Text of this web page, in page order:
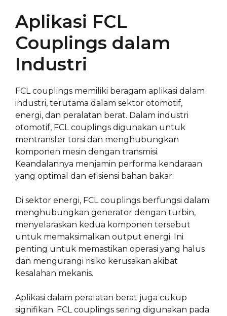
Aplikasi FCL
Couplings dalam
Industri
FCL couplings memiliki beragam aplikasi dalam
industri, terutama dalam sektor otomotif,
energi, dan peralatan berat. Dalam industri
otomotif, FCL couplings digunakan untuk
mentransfer torsi dan menghubungkan
komponen mesin dengan transmisi.
Keandalannya menjamin performa kendaraan
yang optimal dan efisiensi bahan bakar.
Di sektor energi, FCL couplings berfungsi dalam
menghubungkan generator dengan turbin,
menyelaraskan kedua komponen tersebut
untuk memaksimalkan output energi. Ini
penting untuk memastikan operasi yang halus
dan mengurangi risiko kerusakan akibat
kesalahan mekanis.
Aplikasi dalam peralatan berat juga cukup
signifikan. FCL couplings sering digunakan pada